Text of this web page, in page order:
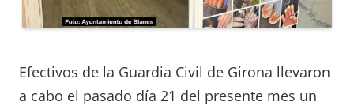
Efectivos de la Guardia Civil de Girona llevaron
a cabo el pasado día 21 del presente mes un